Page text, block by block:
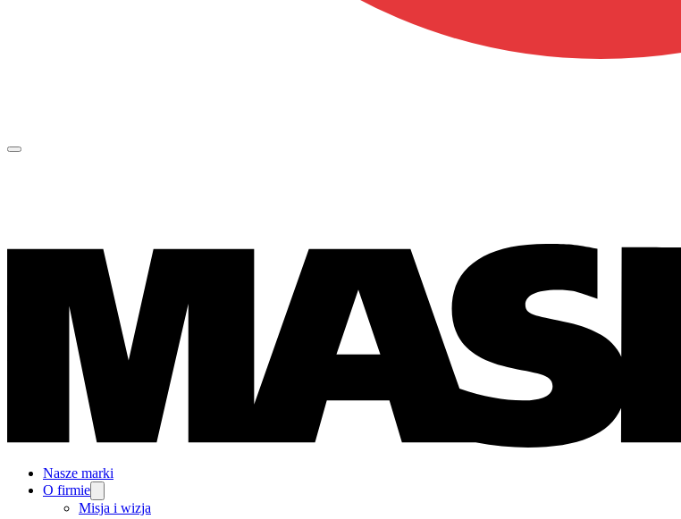
Nasze marki
O firmie
Misja i wizja